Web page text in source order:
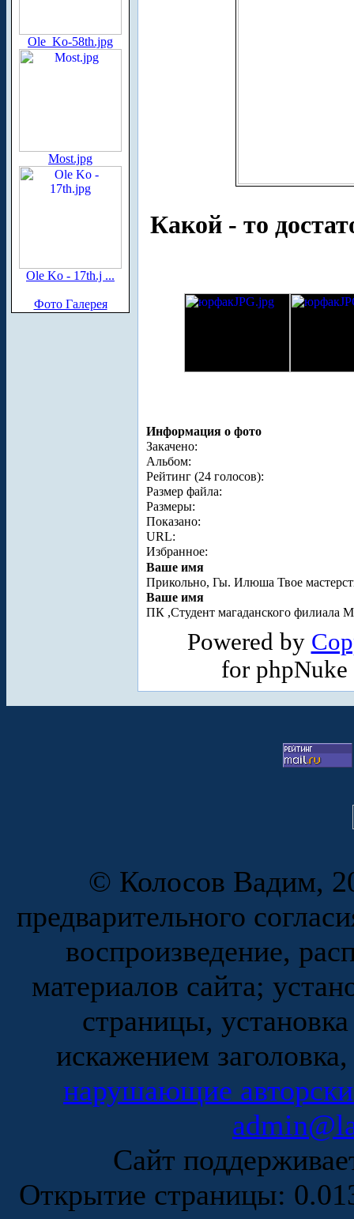
Ole_Ko-58th.jpg
Most.jpg
Ole Ko - 17th.j ...
Фото Галерея
Какой - то
Информация о фото
Закачено:
Альбом:
Рейтинг (24 голосов):
Размер файла:
Размеры:
Показано:
URL:
Избранное:
Ваше имя
Прикольно, Гы. Илюша Твое
Ваше имя
ПК ,Студент магаданского филиала
Powered by
for
© Колосов Вадим,
предварительного
воспроизведение,
материалов сайта;
страницы,
искажением
нарушающие
Сайт
Открытие страницы: